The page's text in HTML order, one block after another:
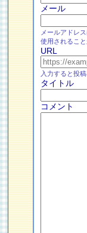
メール
メールアドレ
使用されること
URL
入力すると投
タイトル
コメント